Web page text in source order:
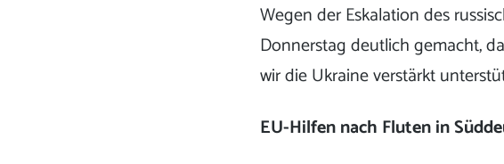
Wegen der Eskalation des
Donnerstag deutlich gemacht,
wir die Ukraine verstärkt
EU-Hilfen nach Fluten in